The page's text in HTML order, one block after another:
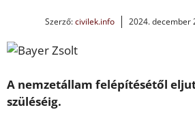
Szerző:civilek.info 2024. december
A nemzetállam felépítésétől
szüléséig.